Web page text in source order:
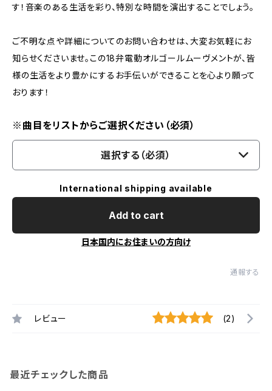
す！音楽のある生活を彩り、特別な時間を演出することでしょう。
ご不明な点や詳細についてのお問い合わせは、大変お気軽にお
知らせくださいませ。この18弁電動オルゴールムーヴメントが、皆
様の生活をより豊かにするお手伝いができることを心より願って
おります！
※曲目をリストからご選択ください（必須）
選択する（必須）
International shipping available
Add to cart
日本国内にお住まいの方向け
通報する
レビュー (2)
最近チェックした商品